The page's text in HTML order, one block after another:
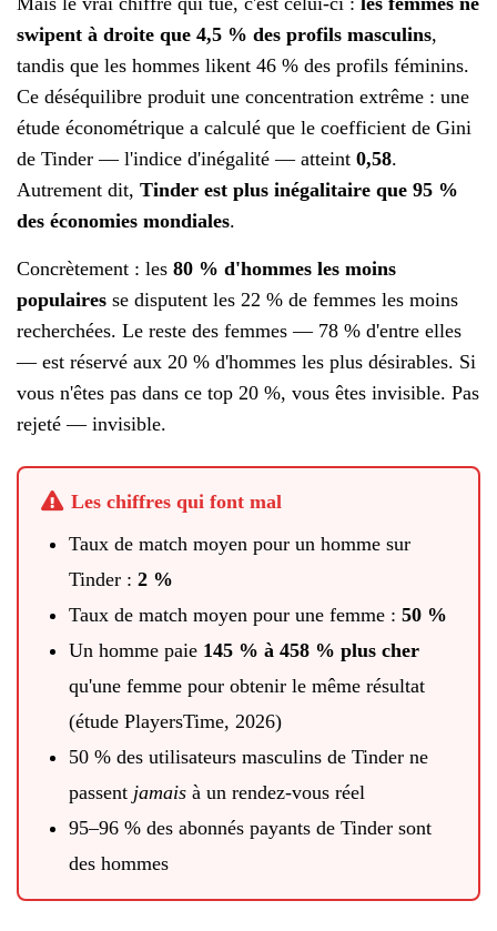
swipent à droite que 4,5 % des profils masculins,
tandis que les hommes likent 46 % des profils féminins.
Ce déséquilibre produit une concentration extrême : une
étude économétrique a calculé que le coefficient de Gini
de Tinder — l'indice d'inégalité — atteint 0,58.
Autrement dit, Tinder est plus inégalitaire que 95 %
des économies mondiales.
Concrètement : les 80 % d'hommes les moins
populaires se disputent les 22 % de femmes les moins
recherchées. Le reste des femmes — 78 % d'entre elles
— est réservé aux 20 % d'hommes les plus désirables. Si
vous n'êtes pas dans ce top 20 %, vous êtes invisible. Pas
rejeté — invisible.
Les chiffres qui font mal
Taux de match moyen pour un homme sur
Tinder :2 %
Taux de match moyen pour une femme :50 %
Un homme paie 145 % à 458 % plus cher
qu'une femme pour obtenir le même résultat
(étude PlayersTime, 2026)
50 % des utilisateurs masculins de Tinder ne
passent jamais à un rendez-vous réel
95–96 % des abonnés payants de Tinder sont
des hommes